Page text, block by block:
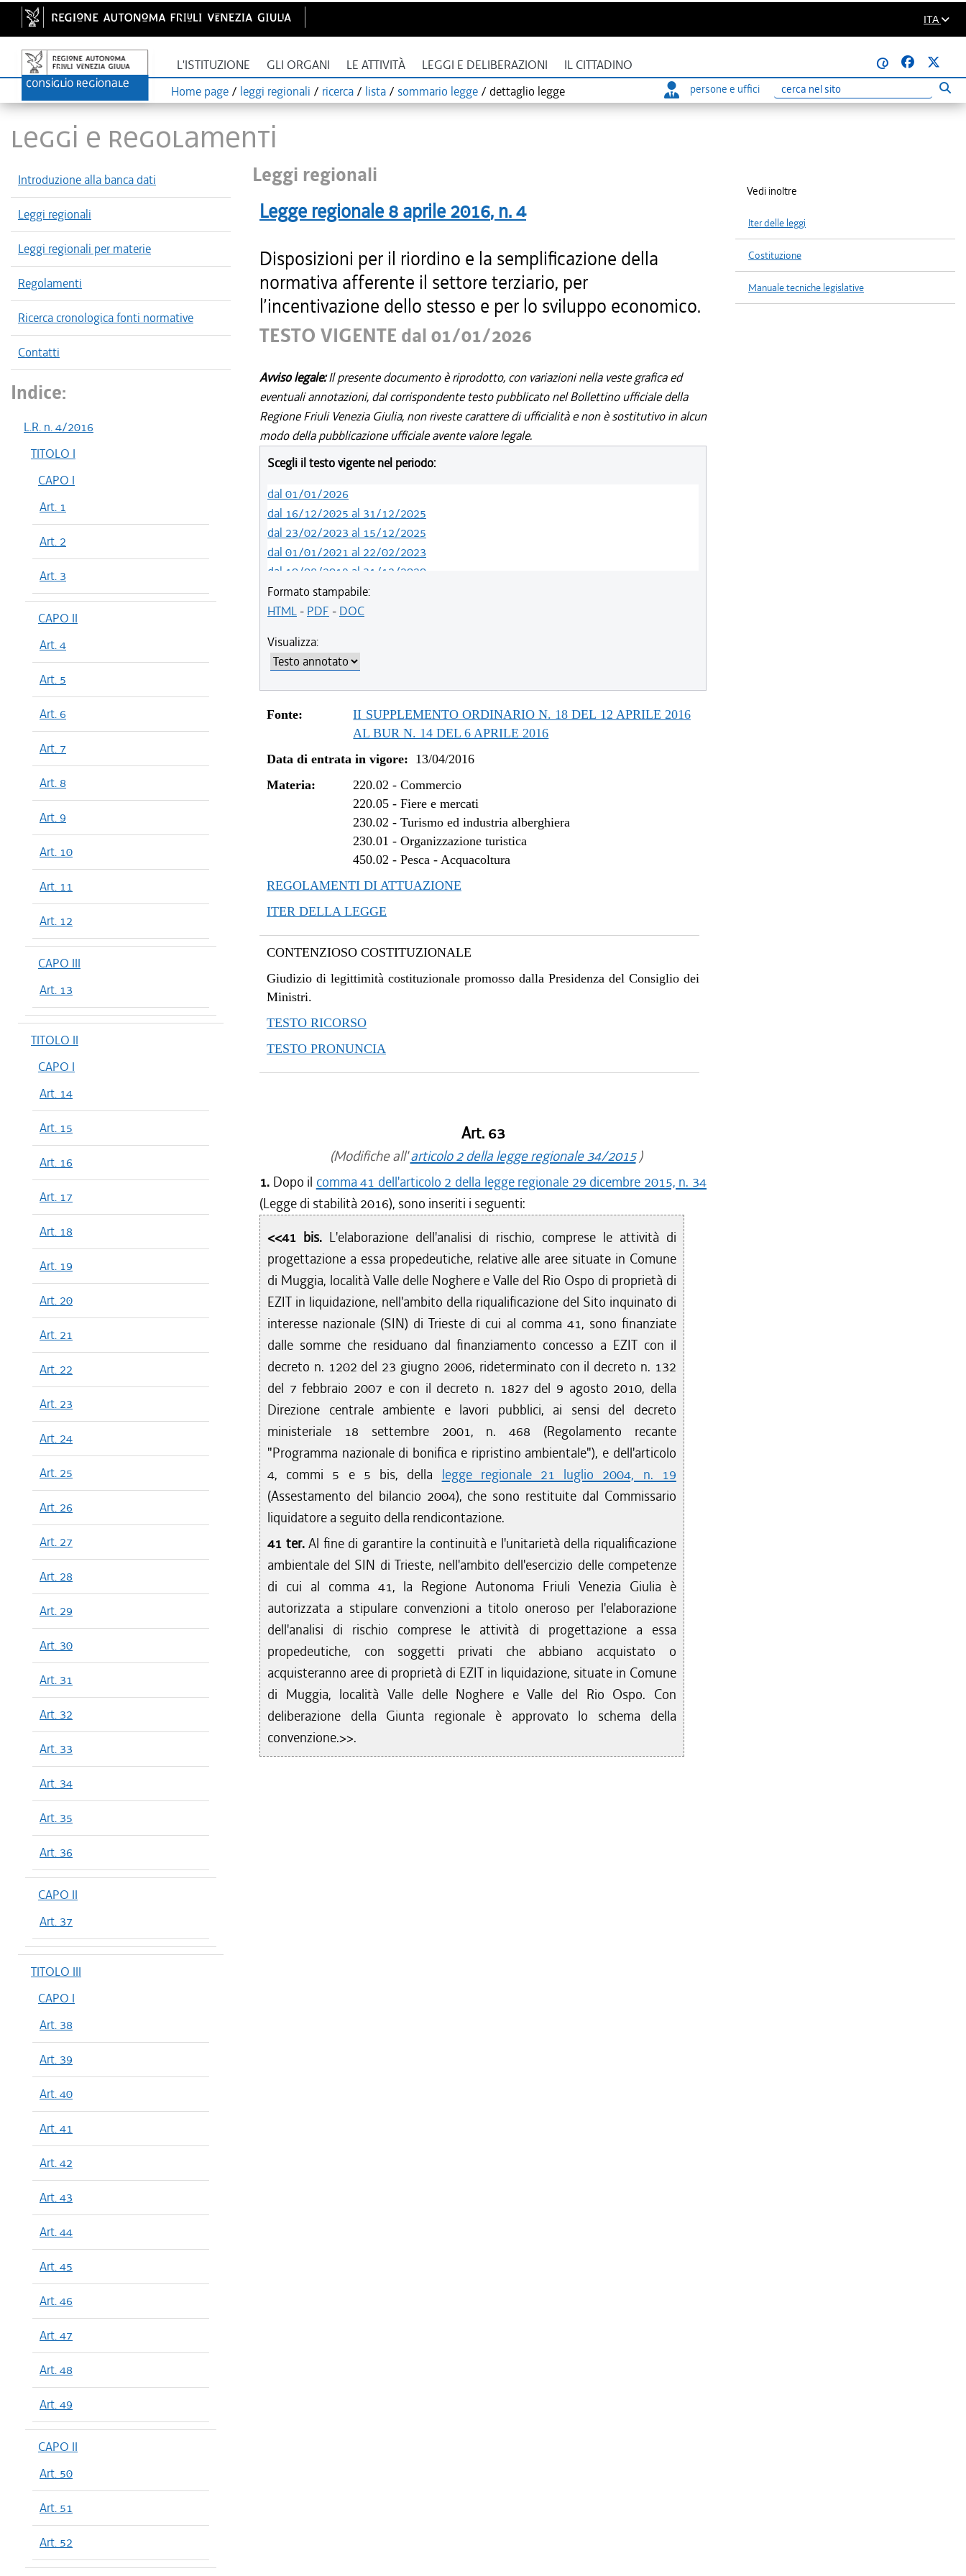
ITA
L'ISTITUZIONE GLI ORGANI LE ATTIVITÀ LEGGI E DELIBERAZIONI IL CITTADINO
@
Home page / leggi regionali / ricerca / lista / sommario legge / dettaglio legge persone e uffici
Ricerca
LEGGI E REGOLAMENTI
Introduzione alla banca dati
Leggi regionali
Leggi regionali per materie
Regolamenti
Ricerca cronologica fonti normative
Contatti
Indice:
L.R. n. 4/2016
TITOLO I
CAPO I
Art. 1
Art. 2
Art. 3
CAPO II
Art. 4
Art. 5
Art. 6
Art. 7
Art. 8
Art. 9
Art. 10
Art. 11
Art. 12
CAPO III
Art. 13
TITOLO II
CAPO I
Art. 14
Art. 15
Art. 16
Art. 17
Art. 18
Art. 19
Art. 20
Art. 21
Art. 22
Art. 23
Art. 24
Art. 25
Art. 26
Art. 27
Art. 28
Art. 29
Art. 30
Art. 31
Art. 32
Art. 33
Art. 34
Art. 35
Art. 36
CAPO II
Art. 37
TITOLO III
CAPO I
Art. 38
Art. 39
Art. 40
Art. 41
Art. 42
Art. 43
Art. 44
Art. 45
Art. 46
Art. 47
Art. 48
Art. 49
CAPO II
Art. 50
Art. 51
Art. 52
Leggi regionali
Legge regionale 8 aprile 2016, n.4
Disposizioni per il riordino e la semplificazione della
normativa afferente il settore terziario, per
l’incentivazione dello stesso e per lo sviluppo economico.
TESTO VIGENTE dal 01/01/2026
Avviso legale:Il presente documento è riprodotto, con variazioni nella veste grafica ed
eventuali annotazioni, dal corrispondente testo pubblicato nel Bollettino ufficiale della
Regione Friuli Venezia Giulia, non riveste carattere di ufficialità e non è sostitutivo in alcun
modo della pubblicazione ufficiale avente valore legale.
Scegli il testo vigente nel periodo:
dal 01/01/2026
dal 16/12/2025 al 31/12/2025
dal 23/02/2023 al 15/12/2025
dal 01/01/2021 al 22/02/2023
dal 10/08/2019 al 31/12/2020
dal 11/07/2019 al 09/08/2019
dal 01/01/2018 al 10/07/2019
dal 18/05/2017 al 26/07/2017
dal 09/02/2017 al 17/05/2017
dal 09/01/2017 al 08/02/2017
dal 15/12/2016 al 08/01/2017
dal 13/08/2016 al 14/12/2016
Formato stampabile:
HTML- PDF - DOC
Visualizza:
Fonte:
II SUPPLEMENTO ORDINARIO N. 18 DEL 12 APRILE 2016
AL BUR N. 14 DEL 6 APRILE 2016
Data di entrata in vigore: 13/04/2016
Materia:
220.02 -Commercio
220.05 -Fiere e mercati
230.02 -Turismo ed industria alberghiera
230.01 -Organizzazione turistica
450.02 -Pesca - Acquacoltura
REGOLAMENTI DI ATTUAZIONE
ITER DELLA LEGGE
CONTENZIOSO COSTITUZIONALE
Giudizio di legittimità costituzionale promosso dalla Presidenza del Consiglio dei
Ministri.
TESTO RICORSO
TESTO PRONUNCIA
Art. 63
(Modifiche all'articolo 2 della legge regionale 34/2015)
1. Dopo il comma 41 dell'articolo 2 della legge regionale 29 dicembre 2015, n. 34
(Legge di stabilità 2016), sono inseriti i seguenti:
<<41 bis. L'elaborazione dell'analisi di rischio, comprese le attività di
progettazione a essa propedeutiche, relative alle aree situate in Comune
di Muggia, località Valle delle Noghere e Valle del Rio Ospo di proprietà di
EZIT in liquidazione, nell'ambito della riqualificazione del Sito inquinato di
interesse nazionale (SIN) di Trieste di cui al comma 41, sono finanziate
dalle somme che residuano dal finanziamento concesso a EZIT con il
decreto n. 1202 del 23 giugno 2006, rideterminato con il decreto n. 132
del 7 febbraio 2007 e con il decreto n. 1827 del 9 agosto 2010, della
Direzione centrale ambiente e lavori pubblici, ai sensi del decreto
ministeriale 18 settembre 2001, n. 468 (Regolamento recante
"Programma nazionale di bonifica e ripristino ambientale"), e dell'articolo
4, commi 5 e 5 bis, della legge regionale 21 luglio 2004, n. 19
(Assestamento del bilancio 2004), che sono restituite dal Commissario
liquidatore a seguito della rendicontazione.
41 ter.Al fine di garantire la continuità e l'unitarietà della riqualificazione
ambientale del SIN di Trieste, nell'ambito dell'esercizio delle competenze
di cui al comma 41, la Regione Autonoma Friuli Venezia Giulia è
autorizzata a stipulare convenzioni a titolo oneroso per l'elaborazione
dell'analisi di rischio comprese le attività di progettazione a essa
propedeutiche, con soggetti privati che abbiano acquistato o
acquisteranno aree di proprietà di EZIT in liquidazione, situate in Comune
di Muggia, località Valle delle Noghere e Valle del Rio Ospo. Con
deliberazione della Giunta regionale è approvato lo schema della
convenzione.>>.
Vedi inoltre
Iter delle leggi
Costituzione
Manuale tecniche legislative